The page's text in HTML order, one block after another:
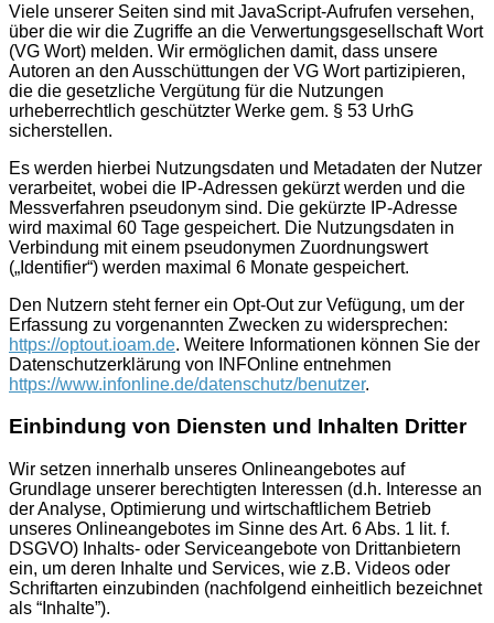
Viele unserer Seiten sind mit JavaScript-Aufrufen versehen,
über die wir die Zugriffe an die Verwertungsgesellschaft Wort
(VG Wort) melden. Wir ermöglichen damit, dass unsere
Autoren an den Ausschüttungen der VG Wort partizipieren,
die die gesetzliche Vergütung für die Nutzungen
urheberrechtlich geschützter Werke gem. § 53 UrhG
sicherstellen.
Es werden hierbei Nutzungsdaten und Metadaten der Nutzer
verarbeitet, wobei die IP-Adressen gekürzt werden und die
Messverfahren pseudonym sind. Die gekürzte IP-Adresse
wird maximal 60 Tage gespeichert. Die Nutzungsdaten in
Verbindung mit einem pseudonymen Zuordnungswert
(„Identifier“) werden maximal 6 Monate gespeichert.
Den Nutzern steht ferner ein Opt-Out zur Vefügung, um der
Erfassung zu vorgenannten Zwecken zu widersprechen:
https://optout.ioam.de. Weitere Informationen können Sie der
Datenschutzerklärung von INFOnline entnehmen
https://www.infonline.de/datenschutz/benutzer.
Einbindung von Diensten und Inhalten Dritter
Wir setzen innerhalb unseres Onlineangebotes auf
Grundlage unserer berechtigten Interessen (d.h. Interesse an
der Analyse, Optimierung und wirtschaftlichem Betrieb
unseres Onlineangebotes im Sinne des Art. 6 Abs. 1 lit. f.
DSGVO) Inhalts- oder Serviceangebote von Drittanbietern
ein, um deren Inhalte und Services, wie z.B. Videos oder
Schriftarten einzubinden (nachfolgend einheitlich bezeichnet
als “Inhalte”).